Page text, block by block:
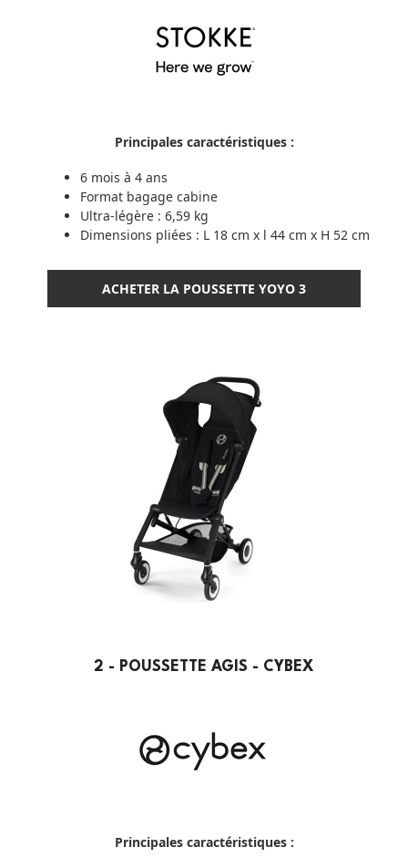
Principales caractéristiques :
6 mois à 4 ans
Format bagage cabine
Ultra-légère : 6,59 kg
Dimensions pliées : L 18 cm x l 44 cm x H 52 cm
ACHETER LA POUSSETTE YOYO 3
2 - POUSSETTE AGIS - CYBEX
Principales caractéristiques :